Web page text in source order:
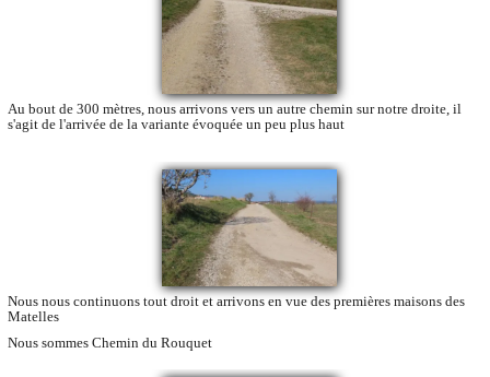
Au bout de 300 mètres, nous arrivons vers un autre chemin sur notre droite, il
s'agit de l'arrivée de la variante évoquée un peu plus haut
Nous nous continuons tout droit et arrivons en vue des premières maisons des
Matelles
Nous sommes Chemin du Rouquet